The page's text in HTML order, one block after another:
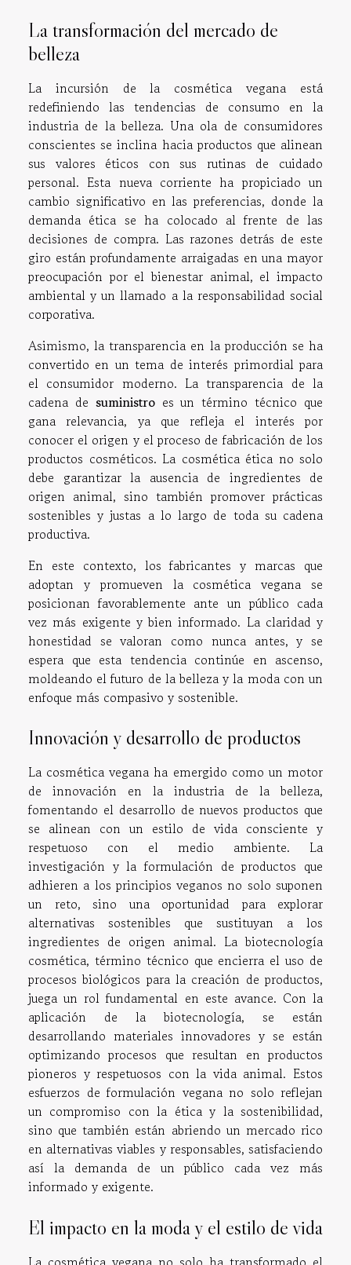
La transformación del mercado de
belleza
La incursión de la cosmética vegana está
redefiniendo las tendencias de consumo en la
industria de la belleza. Una ola de consumidores
conscientes se inclina hacia productos que alinean
sus valores éticos con sus rutinas de cuidado
personal. Esta nueva corriente ha propiciado un
cambio significativo en las preferencias, donde la
demanda ética se ha colocado al frente de las
decisiones de compra. Las razones detrás de este
giro están profundamente arraigadas en una mayor
preocupación por el bienestar animal, el impacto
ambiental y un llamado a la responsabilidad social
corporativa.
Asimismo, la transparencia en la producción se ha
convertido en un tema de interés primordial para
el consumidor moderno. La transparencia de la
cadena de suministroes un término técnico que
gana relevancia, ya que refleja el interés por
conocer el origen y el proceso de fabricación de los
productos cosméticos. La cosmética ética no solo
debe garantizar la ausencia de ingredientes de
origen animal, sino también promover prácticas
sostenibles y justas a lo largo de toda su cadena
productiva.
En este contexto, los fabricantes y marcas que
adoptan y promueven la cosmética vegana se
posicionan favorablemente ante un público cada
vez más exigente y bien informado. La claridad y
honestidad se valoran como nunca antes, y se
espera que esta tendencia continúe en ascenso,
moldeando el futuro de la belleza y la moda con un
enfoque más compasivo y sostenible.
Innovación y desarrollo de productos
La cosmética vegana ha emergido como un motor
de innovación en la industria de la belleza,
fomentando el desarrollo de nuevos productos que
se alinean con un estilo de vida consciente y
respetuoso con el medio ambiente. La
investigación y la formulación de productos que
adhieren a los principios veganos no solo suponen
un reto, sino una oportunidad para explorar
alternativas sostenibles que sustituyan a los
ingredientes de origen animal. La biotecnología
cosmética, término técnico que encierra el uso de
procesos biológicos para la creación de productos,
juega un rol fundamental en este avance. Con la
aplicación de la biotecnología, se están
desarrollando materiales innovadores y se están
optimizando procesos que resultan en productos
pioneros y respetuosos con la vida animal. Estos
esfuerzos de formulación vegana no solo reflejan
un compromiso con la ética y la sostenibilidad,
sino que también están abriendo un mercado rico
en alternativas viables y responsables, satisfaciendo
así la demanda de un público cada vez más
informado y exigente.
El impacto en la moda y el estilo de vida